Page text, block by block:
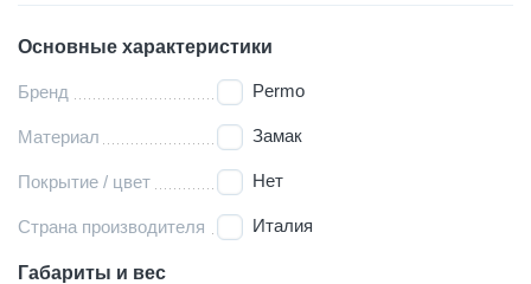
Основные характеристики
Бренд Permo
Материал Замак
Покрытие / цвет Нет
Страна производителя Италия
Габариты и вес